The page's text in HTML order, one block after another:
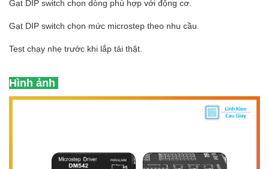
Gạt DIP switch chọn dòng phù hợp với động cơ.
Gạt DIP switch chọn mức microstep theo nhu cầu.
Test chạy nhẹ trước khi lắp tải thật.
Hình ảnh